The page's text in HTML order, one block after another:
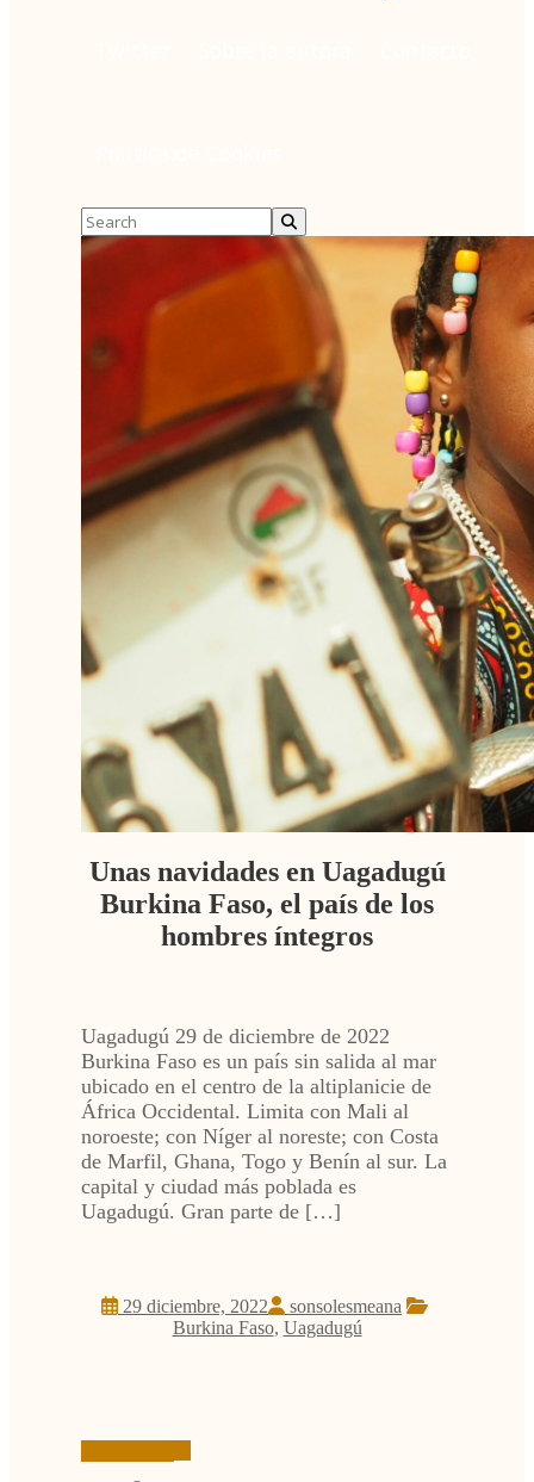
Unas navidades en Uagadugú
Burkina Faso, el país de los
hombres íntegros
Uagadugú 29 de diciembre de 2022
Burkina Faso es un país sin salida al mar
ubicado en el centro de la altiplanicie de
África Occidental. Limita con Mali al
noroeste; con Níger al noreste; con Costa
de Marfil, Ghana, Togo y Benín al sur. La
capital y ciudad más poblada es
Uagadugú. Gran parte de […]
29 diciembre, 2022
sonsolesmeana
Burkina Faso, Uagadugú